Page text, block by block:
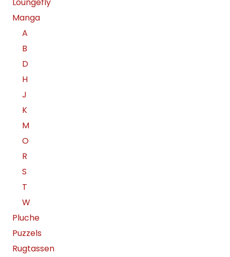
Manga
A
B
D
H
J
K
M
O
R
S
T
W
Pluche
Puzzels
Rugtassen